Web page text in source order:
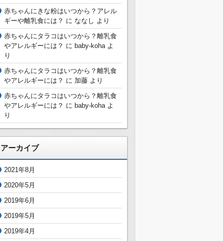
赤ちゃんにきな粉はいつから？アレル
ギーや離乳食には？ に ななし より
赤ちゃんにタラコはいつから？離乳食
やアレルギーには？ に baby-koha よ
り
赤ちゃんにタラコはいつから？離乳食
やアレルギーには？ に 加藤 より
赤ちゃんにタラコはいつから？離乳食
やアレルギーには？ に baby-koha よ
り
アーカイブ
2021年8月
2020年5月
2019年6月
2019年5月
2019年4月